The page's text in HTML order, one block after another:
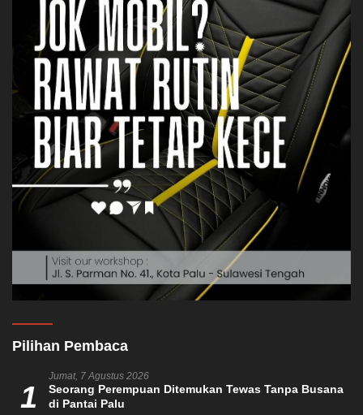
Pilihan Pembaca
1
Jumat, 7 Agustus 2026
Seorang Perempuan Ditemukan Tewas Tanpa Busana
di Pantai Palu